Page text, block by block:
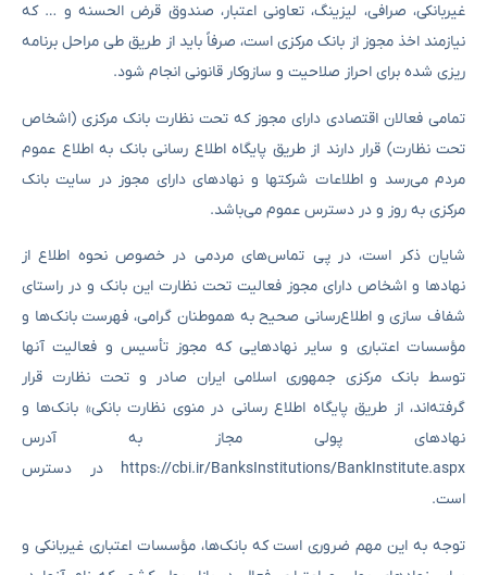
غیربانکی، صرافی، لیزینگ، تعاونی اعتبار، صندوق قرض الحسنه و … که
نیازمند اخذ مجوز از بانک مرکزی است، صرفاً باید از طریق طی مراحل برنامه
ریزی شده برای احراز صلاحیت و سازوکار قانونی انجام شود.
تمامی فعالان اقتصادی دارای مجوز که تحت نظارت بانک مرکزی (اشخاص
تحت نظارت) قرار دارند از طریق پایگاه اطلاع رسانی بانک به اطلاع عموم
مردم می‌رسد و اطلاعات شرکتها و نهادهای دارای مجوز در سایت بانک
مرکزی به روز و در دسترس عموم می‌باشد.
شایان ذکر است، در پی تماس‌های مردمی در خصوص نحوه اطلاع از
نهادها و اشخاص دارای مجوز فعالیت تحت نظارت این بانک و در راستای
شفاف سازی و اطلاع‌رسانی صحیح به هموطنان گرامی، فهرست بانک‌ها و
مؤسسات اعتباری و سایر نهادهایی که مجوز تأسیس و فعالیت آنها
توسط بانک مرکزی جمهوری اسلامی ایران صادر و تحت نظارت قرار
گرفته‌اند، از طریق پایگاه اطلاع رسانی در منوی نظارت بانکی» بانک‌ها و
نهادهای پولی مجاز به آدرس
https://cbi.ir/BanksInstitutions/BankInstitute.aspx در دسترس
است.
توجه به این مهم ضروری است که بانک‌ها، مؤسسات اعتباری غیربانکی و